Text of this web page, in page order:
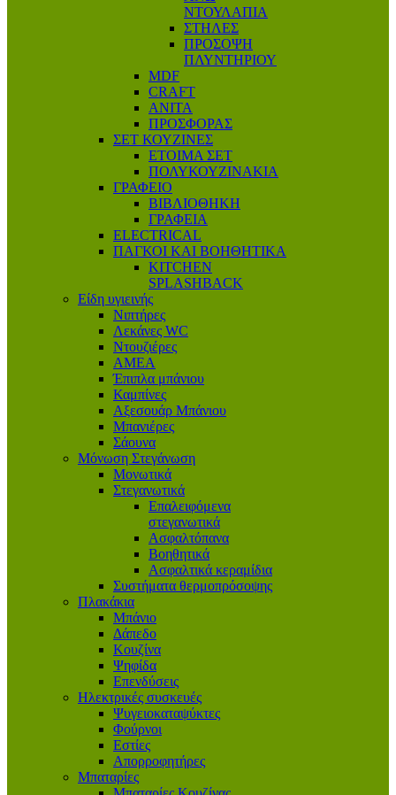
ΝΤΟΥΛΑΠΙΑ
ΣΤΗΛΕΣ
ΠΡΟΣΟΨΗ
ΠΛΥΝΤΗΡΙΟΥ
MDF
CRAFT
ANITA
ΠΡΟΣΦΟΡΑΣ
ΣΕΤ ΚΟΥΖΙΝΕΣ
ΕΤΟΙΜΑ ΣΕΤ
ΠΟΛΥΚΟΥΖΙΝΑΚΙΑ
ΓΡΑΦΕΙΟ
ΒΙΒΛΙΟΘΗΚΗ
ΓΡΑΦΕΙΑ
ELECTRICAL
ΠΑΓΚΟΙ ΚΑΙ ΒΟΗΘΗΤΙΚΑ
KITCHEN
SPLASHBACK
Είδη υγιεινής
Νιπτήρες
Λεκάνες WC
Ντουζιέρες
ΑΜΕΑ
Έπιπλα μπάνιου
Καμπίνες
Αξεσουάρ Μπάνιου
Μπανιέρες
Σάουνα
Μόνωση Στεγάνωση
Μονωτικά
Στεγανωτικά
Επαλειφόμενα
στεγανωτικά
Ασφαλτόπανα
Βοηθητικά
Ασφαλτικά κεραμίδια
Συστήματα θερμοπρόσοψης
Πλακάκια
Μπάνιο
Δάπεδο
Κουζίνα
Ψηφίδα
Επενδύσεις
Ηλεκτρικές συσκευές
Ψυγειοκαταψύκτες
Φούρνοι
Εστίες
Απορροφητήρες
Μπαταρίες